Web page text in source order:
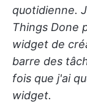
quotidienne.
Things Done
widget de
barre des
fois que j'ai
widget.